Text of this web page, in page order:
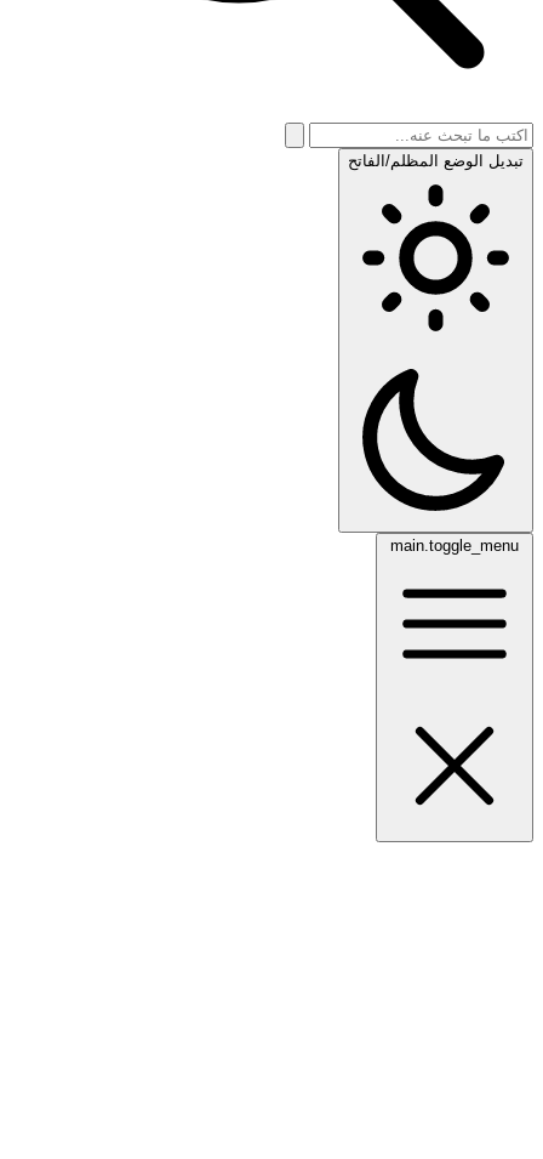
تبديل الوضع المظلم/الفاتح
main.toggle_menu